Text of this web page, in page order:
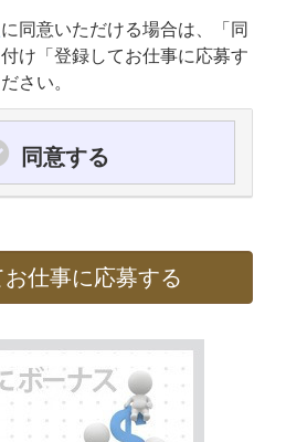
に同意いただける場合は、「同
け「登録してお仕事に応募す
さい。
同意する